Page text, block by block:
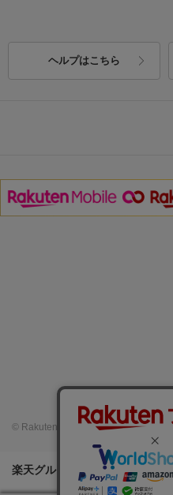
ヘルプはこちら
© Rakuten Group, Inc.
楽天グループ